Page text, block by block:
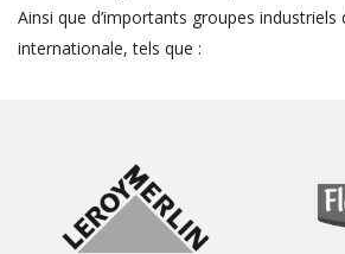
Ainsi que d’importants groupes
internationale, tels que :